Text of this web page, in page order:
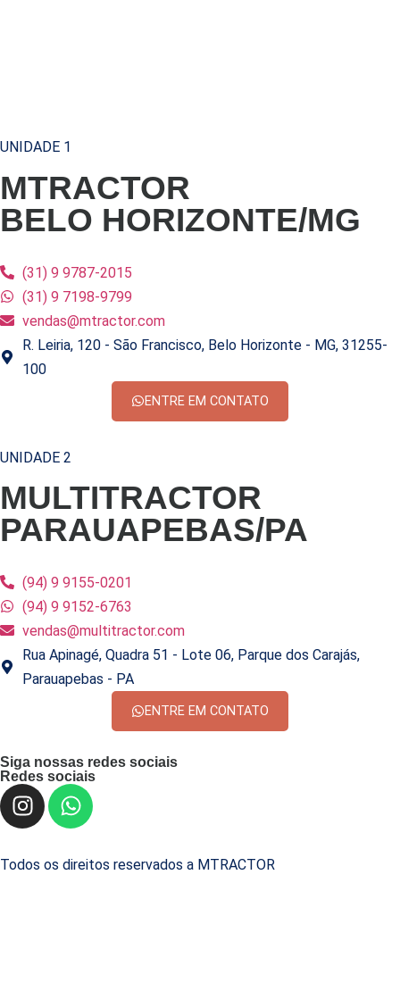
UNIDADE 1
MTRACTOR
BELO HORIZONTE/MG
(31) 9 9787-2015
(31) 9 7198-9799
vendas@mtractor.com
R. Leiria, 120 - São Francisco, Belo Horizonte - MG, 31255-
100
ENTRE EM CONTATO
UNIDADE 2
MULTITRACTOR
PARAUAPEBAS/PA
(94) 9 9155-0201
(94) 9 9152-6763
vendas@multitractor.com
Rua Apinagé, Quadra 51 - Lote 06, Parque dos Carajás,
Parauapebas - PA
ENTRE EM CONTATO
Siga nossas redes sociais
Redes sociais
Todos os direitos reservados a MTRACTOR